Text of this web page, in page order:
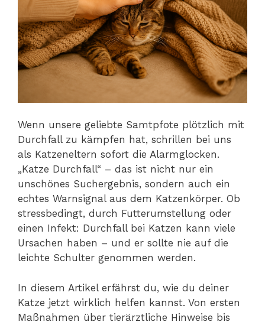
Wenn unsere geliebte Samtpfote plötzlich mit
Durchfall zu kämpfen hat, schrillen bei uns
als Katzeneltern sofort die Alarmglocken.
„Katze Durchfall“ – das ist nicht nur ein
unschönes Suchergebnis, sondern auch ein
echtes Warnsignal aus dem Katzenkörper. Ob
stressbedingt, durch Futterumstellung oder
einen Infekt: Durchfall bei Katzen kann viele
Ursachen haben – und er sollte nie auf die
leichte Schulter genommen werden.
In diesem Artikel erfährst du, wie du deiner
Katze jetzt wirklich helfen kannst. Von ersten
Maßnahmen über tierärztliche Hinweise bis